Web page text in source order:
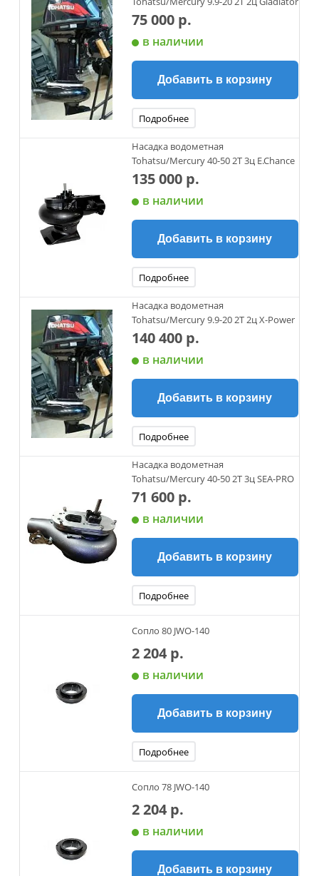
75 000 р.
в наличии
Добавить в корзину
Подробнее
Насадка водометная
Tohatsu/Mercury 40-50 2Т 3ц E.Chance
135 000 р.
в наличии
Добавить в корзину
Подробнее
Насадка водометная
Tohatsu/Mercury 9.9-20 2Т 2ц X-Power
140 400 р.
в наличии
Добавить в корзину
Подробнее
Насадка водометная
Tohatsu/Mercury 40-50 2Т 3ц SEA-PRO
71 600 р.
в наличии
Добавить в корзину
Подробнее
Сопло 80 JWO-140
2 204 р.
в наличии
Добавить в корзину
Подробнее
Сопло 78 JWO-140
2 204 р.
в наличии
Добавить в корзину